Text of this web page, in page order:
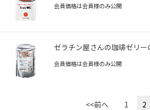
会員価格は会員様のみ公開
ゼラチン屋さんの珈琲ゼリー
会員価格は会員様のみ公開
<<前へ 1 2